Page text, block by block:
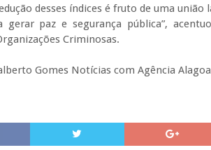
desses índices é fruto de uma
gerar paz e segurança pública”,
Criminosas.
Gomes Notícias com Agência